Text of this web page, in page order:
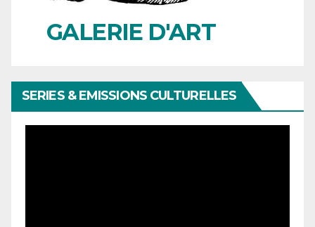
GALERIE D'ART
SERIES & EMISSIONS CULTURELLES